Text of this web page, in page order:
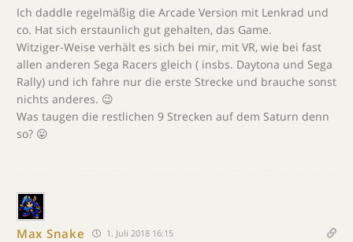
Ich daddle regelmäßig die Arcade Version mit Lenkrad und
co. Hat sich erstaunlich gut gehalten, das Game.
Witziger-Weise verhält es sich bei mir, mit VR, wie bei fast
allen anderen Sega Racers gleich ( insbs. Daytona und Sega
Rally) und ich fahre nur die erste Strecke und brauche sonst
nichts anderes. 😉
Was taugen die restlichen 9 Strecken auf dem Saturn denn
so? 😛
Max Snake 1. Juli 2018 16:15